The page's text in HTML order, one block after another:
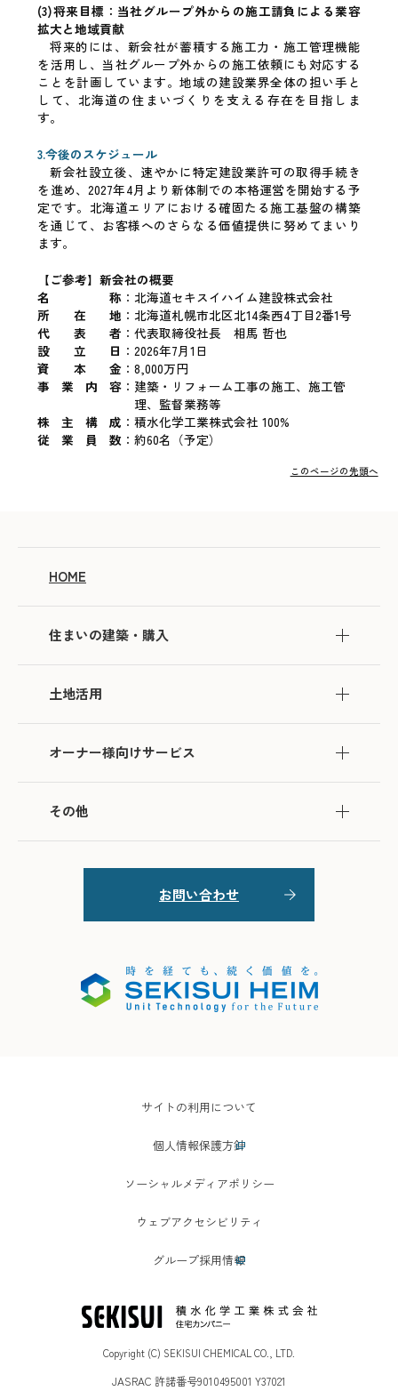
(3)将来目標：当社グループ外からの施工請負による業容
拡大と地域貢献
将来的には、新会社が蓄積する施工力・施工管理機能
を活用し、当社グループ外からの施工依頼にも対応する
ことを計画しています。地域の建設業界全体の担い手と
して、北海道の住まいづくりを支える存在を目指しま
す。
3.今後のスケジュール
新会社設立後、速やかに特定建設業許可の取得手続き
を進め、2027年4月より新体制での本格運営を開始する予
定です。北海道エリアにおける確固たる施工基盤の構築
を通じて、お客様へのさらなる価値提供に努めてまいり
ます。
【ご参考】新会社の概要
名称 ：北海道セキスイハイム建設株式会社
所在地 ：北海道札幌市北区北14条西4丁目2番1号
代表者 ：代表取締役社長 相馬 哲也
設立日 ：2026年7月1日
資本金 ：8,000万円
事業内容 ： 建築・リフォーム工事の施工、施工管
理、監督業務等
株主構成 ：積水化学工業株式会社 100%
従業員数 ：約60名（予定）
このページの先頭へ
HOME
住まいの建築・購入
土地活用
オーナー様向けサービス
その他
お問い合わせ
サイトの利用について
個人情報保護方針
ソーシャルメディアポリシー
ウェブアクセシビリティ
グループ採用情報
Copyright (C) SEKISUI CHEMICAL CO., LTD.
JASRAC 許諾番号9010495001 Y37021